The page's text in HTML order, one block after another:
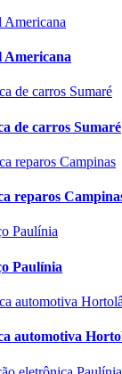
Americana
de carros Sumaré
reparos
Paulínia
automotiva